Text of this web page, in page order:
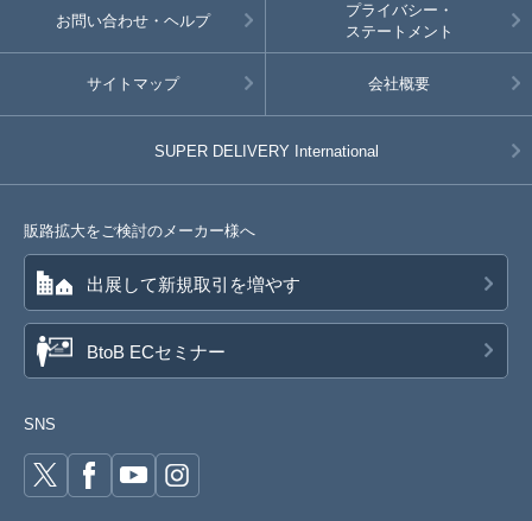
お問い合わせ・ヘルプ
プライバシー・
ステートメント
サイトマップ 会社概要
SUPER DELIVERY International
販路拡大をご検討のメーカー様へ
出展して新規取引を増やす
BtoB ECセミナー
SNS